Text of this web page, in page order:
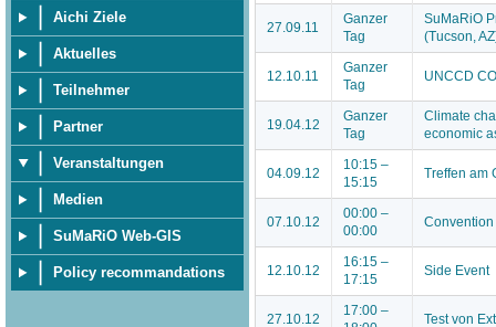
Aichi Ziele
Aktuelles
Teilnehmer
Partner
Veranstaltungen
Medien
SuMaRiO Web-GIS
Policy recommandations
27.09.11
Ganzer
Tag
SuMaRiO
(Tucson,
12.10.11
Ganzer
Tag
UNCCD
19.04.12
Ganzer
Tag
Climate
economic
04.09.12
10:15 –
15:15
Treffen am
07.10.12
00:00 –
00:00
12.10.12
16:15 –
17:15
Side Event
27.10.12
17:00 –
Test von